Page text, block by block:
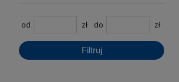
od zł do zł
Filtruj